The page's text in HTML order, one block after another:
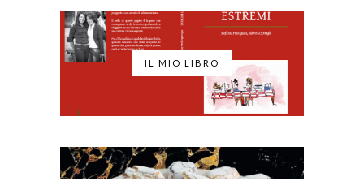
IL MIO LIBRO